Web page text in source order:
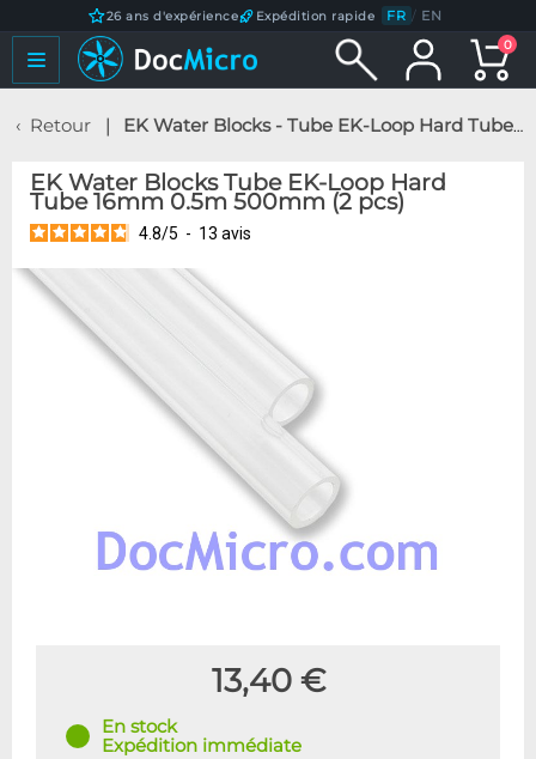
26 ans d'expérience Expédition rapide FR / EN
0
Retour EK Water Blocks - Tube EK-Loop Hard Tube 16mm 0.5m 500mm (2 pcs)
EK Water Blocks Tube EK-Loop Hard
Tube 16mm 0.5m 500mm (2 pcs)
4.8/5 - 13 avis
13,40 €
En stock
Expédition immédiate